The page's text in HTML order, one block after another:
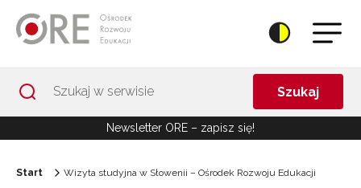
Szukaj
Newsletter ORE – zapisz się!
Start Wizyta studyjna w Słowenii – Ośrodek Rozwoju Edukacji